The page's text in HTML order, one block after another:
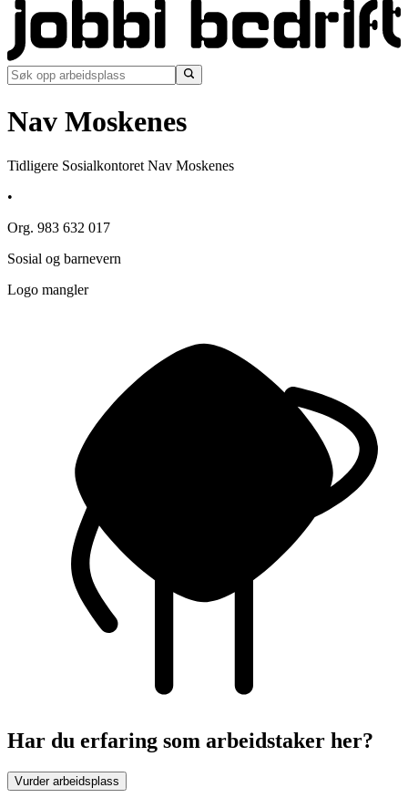
Nav Moskenes
Tidligere Sosialkontoret Nav Moskenes
•
Org. 983 632 017
Sosial og barnevern
Logo mangler
Har du erfaring som arbeidstaker her?
Vurder arbeidsplass